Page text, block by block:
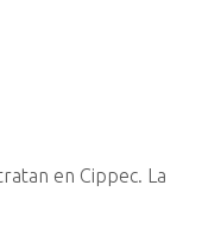
en Cippec. La